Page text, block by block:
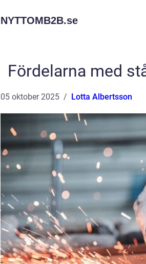
NYTTOMB2B.se
Fördelarna med
05 oktober 2025 Lotta Albertsson